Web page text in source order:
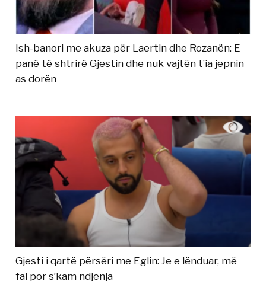
Ish-banori me akuza për Laertin dhe Rozanën: E
panë të shtrirë Gjestin dhe nuk vajtën t’ia jepnin
as dorën
Gjesti i qartë përsëri me Eglin: Je e lënduar, më
fal por s’kam ndjenja